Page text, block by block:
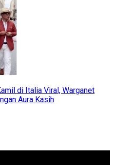
di Italia Viral, Warganet
Aura Kasih